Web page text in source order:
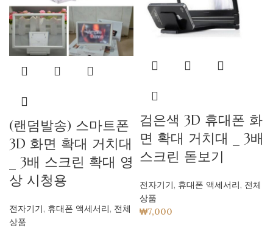
(랜덤발송) 스마트폰
3D 화면 확대 거치대
_ 3배 스크린 확대 영
상 시청용
전자기기, 휴대폰 액세서리, 전체
상품
검은색 3D 휴대폰 화
면 확대 거치대 _ 3배
스크린 돋보기
전자기기, 휴대폰 액세서리, 전체
상품
₩7,000